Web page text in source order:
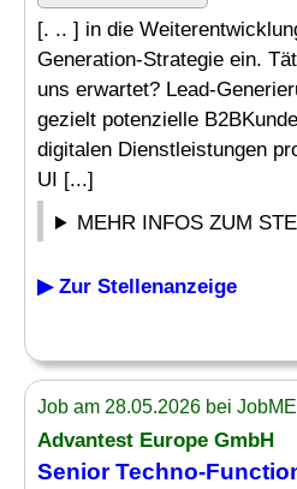
[. .. ] in die
Generation-Strategie ein.
uns erwartet? Lead-
gezielt potenzielle
digitalen Dienstleistungen
UI [...]
MEHR INFOS ZUM
▶ Zur Stellenanzeige
Job am 28.05.2026 bei
Advantest Europe GmbH
Senior Techno-